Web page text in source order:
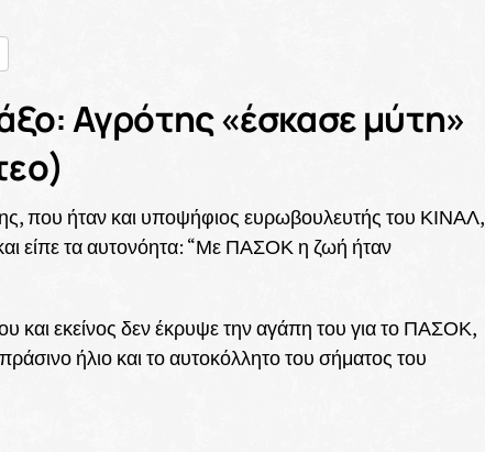
Αγρότης «έσκασε μύτη»
που ήταν και υποψήφιος ευρωβουλευτής του ΚΙΝΑΛ,
είπε τα αυτονόητα: “Με ΠΑΣΟΚ η ζωή ήταν
και εκείνος δεν έκρυψε την αγάπη του για το ΠΑΣΟΚ,
ήλιο και το αυτοκόλλητο του σήματος του